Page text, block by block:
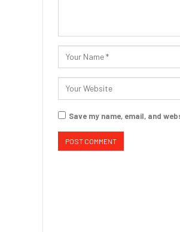
Save my name, email, and